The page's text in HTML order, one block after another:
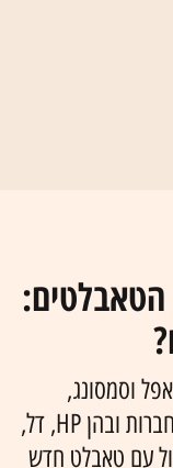
וסמסונג,
הולכות להיכנס במלוא הכוח לפחות 20 חברות ובהן HP, דל,